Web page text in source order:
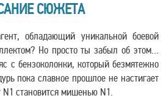
СЮЖЕТА
обладающий уникальной боевой
Но просто ты забыл об этом…
с бензоколонки, который безмятежно
пока славное прошлое не настигает
становится мишенью N1.